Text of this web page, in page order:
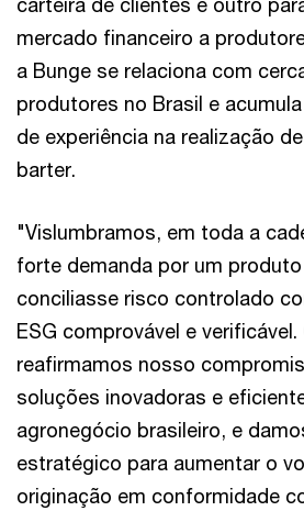
mercado financeiro a
a Bunge se relaciona com
produtores no Brasil e
de experiência na realização
barter.
"Vislumbramos, em toda a
forte demanda por um
conciliasse risco controlado
ESG comprovável e verificável.
reafirmamos nosso
soluções inovadoras e
agronegócio brasileiro, e
estratégico para aumentar o
originação em conformidade